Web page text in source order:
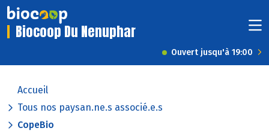
Biocoop Du Nenuphar
Ouvert jusqu'à 19:00
Accueil
Tous nos paysan.ne.s associé.e.s
CopeBio